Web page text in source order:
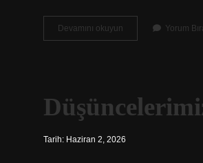
Devamını okuyun Kozmoloji
hangi
Yorum
Tarih: Haziran 2, 2026